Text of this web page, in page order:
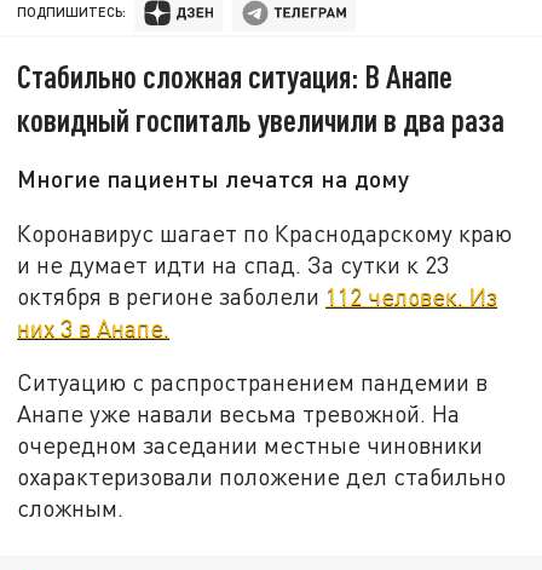
ПОДПИШИТЕСЬ:
Стабильно сложная ситуация: В Анапе
ковидный госпиталь увеличили в два раза
Многие пациенты лечатся на дому
Коронавирус шагает по Краснодарскому краю
и не думает идти на спад. За сутки к 23
октября в регионе заболели 112 человек. Из
них 3 в Анапе.
Ситуацию с распространением пандемии в
Анапе уже навали весьма тревожной. На
очередном заседании местные чиновники
охарактеризовали положение дел стабильно
сложным.